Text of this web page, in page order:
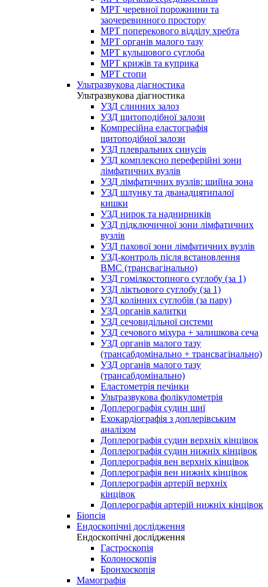
МРТ черевної порожнини та
заочеревинного простору
МРТ поперекового відділу хребта
МРТ органів малого тазу
МРТ кульшового суглоба
МРТ крижів та куприка
МРТ стопи
Ультразвукова діагностика
Ультразвукова діагностика
УЗД слинних залоз
УЗД щитоподібної залози
Компресійна еластографія
щитоподібної залози
УЗД плевральних синусів
УЗД комплексно переферійні зони
лімфатичних вузлів
УЗД лімфатичних вузлів: шийна зона
УЗД шлунку та дванадцятипалої
кишки
УЗД нирок та наднирників
УЗД підключичної зони лімфатичних
вузлів
УЗД пахової зони лімфатичних вузлів
УЗД-контроль після встановлення
ВМС (трансвагінально)
УЗД гомілкостопного суглобу (за 1)
УЗД ліктьового суглобу (за 1)
УЗД колінних суглобів (за пару)
УЗД органів калитки
УЗД сечовидільної системи
УЗД сечового міхура + залишкова сеча
УЗД органів малого тазу
(трансабдомінально + трансвагінально)
УЗД органів малого тазу
(трансабдомінально)
Еластометрія печінки
Ультразвукова фолікулометрія
Доплерографія судин шиї
Ехокардіографія з доплерівським
аналізом
Доплерографія судин верхніх кінцівок
Доплерографія судин нижніх кінцівок
Доплерографія вен верхніх кінцівок
Доплерографія вен нижніх кінцівок
Доплерографія артерій верхніх
кінцівок
Доплерографія артерій нижніх кінцівок
Біопсія
Ендоскопічні дослідження
Ендоскопічні дослідження
Гастроскопія
Колоноскопія
Бронхоскопія
Мамографія